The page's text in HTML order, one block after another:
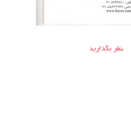
نظر بگذارید